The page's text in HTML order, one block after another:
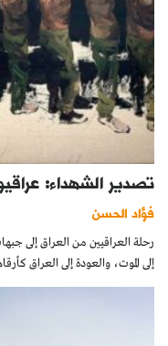
تصدير الشهداء:
فؤاد الحسن
إلى الموت، والعودة إلى العراق